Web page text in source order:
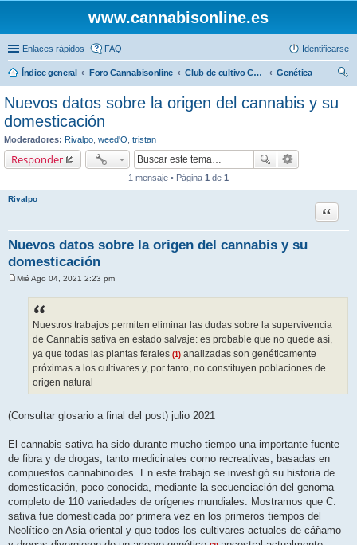
www.cannabisonline.es
Enlaces rápidos FAQ Identificarse
Índice general Foro Cannabisonline Club de cultivo Cannabisonline
Genética
car
Nuevos datos sobre la origen del cannabis y su
domesticación
Moderadores: Rivalpo weed'O tristan
Responder
1 mensaje • Página 1 de 1
Rivalpo
Nuevos datos sobre la origen del cannabis y su
domesticación
Citar
Mié Ago 04, 2021 2:23 pm
Nuestros trabajos permiten eliminar las dudas sobre la supervivencia
de Cannabis sativa en estado salvaje: es probable que no quede así,
ya que todas las plantas ferales (1) analizadas son genéticamente
próximas a los cultivares y, por tanto, no constituyen poblaciones de
origen natural
(Consultar glosario a final del post) julio 2021
El cannabis sativa ha sido durante mucho tiempo una importante fuente
de fibra y de drogas, tanto medicinales como recreativas, basadas en
compuestos cannabinoides. En este trabajo se investigó su historia de
domesticación, poco conocida, mediante la secuenciación del genoma
completo de 110 variedades de orígenes mundiales. Mostramos que C.
sativa fue domesticada por primera vez en los primeros tiempos del
Neolítico en Asia oriental y que todos los cultivares actuales de cáñamo